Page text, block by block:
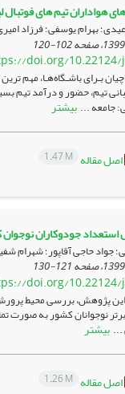
هواداران تیم های فوتبال
بهرام یوسفی؛ فرزاد
102-120
doi.org/10.22124/
بـرای باشـگاه‌هـا، مهم
تیم، حضور و درآمد تیم
جامعه ...بیشتر
اصل مقاله 1.47 M
جودوکاران
جواد حاجی آقاپور؛ شهرام
121-130
doi.org/10.22124/
پژوهش، بررسی محیط
بیشتر
اصل مقاله 1.26 M